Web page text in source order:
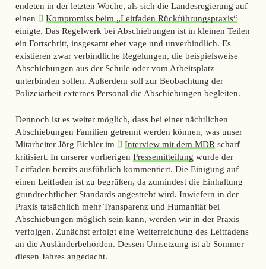
endeten in der letzten Woche, als sich die Landesregierung auf
einen
Kompromiss beim „Leitfaden Rückführungspraxis“
einigte. Das Regelwerk bei Abschiebungen ist in kleinen Teilen
ein Fortschritt, insgesamt eher vage und unverbindlich. Es
existieren zwar verbindliche Regelungen, die beispielsweise
Abschiebungen aus der Schule oder vom Arbeitsplatz
unterbinden sollen. Außerdem soll zur Beobachtung der
Polizeiarbeit externes Personal die Abschiebungen begleiten.
Dennoch ist es weiter möglich, dass bei einer nächtlichen
Abschiebungen Familien getrennt werden können, was unser
Mitarbeiter Jörg Eichler im
Interview mit dem MDR scharf
kritisiert. In unserer vorherigen Pressemitteilung wurde der
Leitfaden bereits ausführlich kommentiert. Die Einigung auf
einen Leitfaden ist zu begrüßen, da zumindest die Einhaltung
grundrechtlicher Standards angestrebt wird. Inwiefern in der
Praxis tatsächlich mehr Transparenz und Humanität bei
Abschiebungen möglich sein kann, werden wir in der Praxis
verfolgen. Zunächst erfolgt eine Weiterreichung des Leitfadens
an die Ausländerbehörden. Dessen Umsetzung ist ab Sommer
diesen Jahres angedacht.